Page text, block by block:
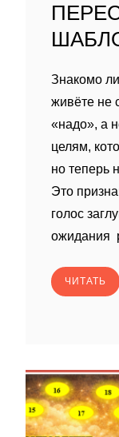
Знакомо
живёте не
«надо», а
целям,
но теперь
Это
голос
ожидания
ЧИТАТЬ